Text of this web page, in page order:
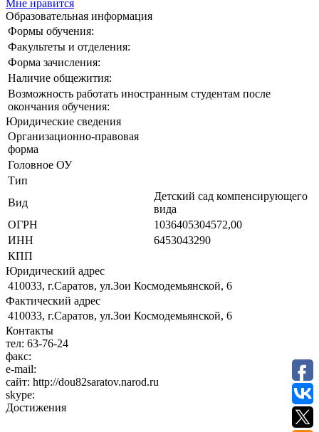
Мне нравится
Образовательная информация
Формы обучения:
Факультеты и отделения:
Форма зачисления:
Наличие общежития:
Возможность работать иностранным студентам после
окончания обучения:
Юридические сведения
Организационно-правовая
форма
Головное ОУ
Тип
Вид
Детский сад компенсирующего
вида
ОГРН
1036405304572,00
ИНН
6453043290
КПП
Юридический адрес
410033, г.Саратов, ул.Зои Космодемьянской, 6
Фактический адрес
410033, г.Саратов, ул.Зои Космодемьянской, 6
Контакты
тел: 63-76-24
факс:
e-mail:
сайт: http://dou82saratov.narod.ru
skype:
Достижения